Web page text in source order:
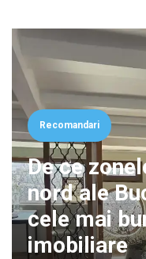
Recomandari
De ce
nord ale
cele mai
imobiliare